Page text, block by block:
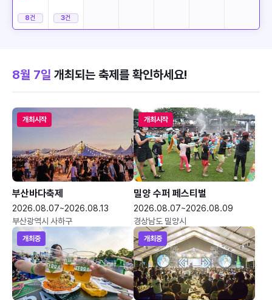
8건 3건
8월 7일 개최되는 축제를 확인하세요!
개최시작
부산바다축제
2026.08.07~2026.08.13
부산광역시 사하구
개최시작
밀양 수퍼 페스티벌
2026.08.07~2026.08.09
경상남도 밀양시
개최중 개최중